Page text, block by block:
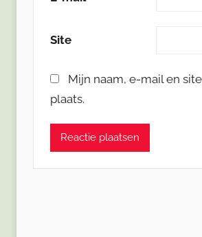
Site
Mijn naam, e-mail en
plaats.